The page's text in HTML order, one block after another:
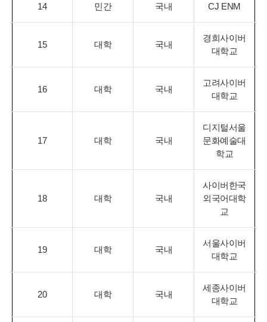
14 민간 국내 CJ ENM
15 대학 국내
경희사이버
대학교
16 대학 국내
고려사이버
대학교
17 대학 국내
디지털서울
문화예술대
학교
18 대학 국내
사이버한국
외국어대학
교
19 대학 국내
서울사이버
대학교
20 대학 국내
세종사이버
대학교